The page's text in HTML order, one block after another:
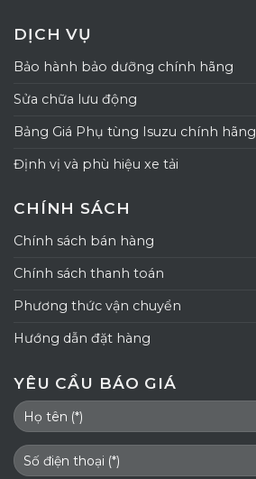
DỊCH VỤ
Bảo hành bảo dưỡng chính hãng
Sửa chữa lưu động
Bảng Giá Phụ tùng Isuzu chính hãng
Định vị và phù hiệu xe tải
CHÍNH SÁCH
Chính sách bán hàng
Chính sách thanh toán
Phương thức vận chuyển
Hướng dẫn đặt hàng
YÊU CẦU BÁO GIÁ